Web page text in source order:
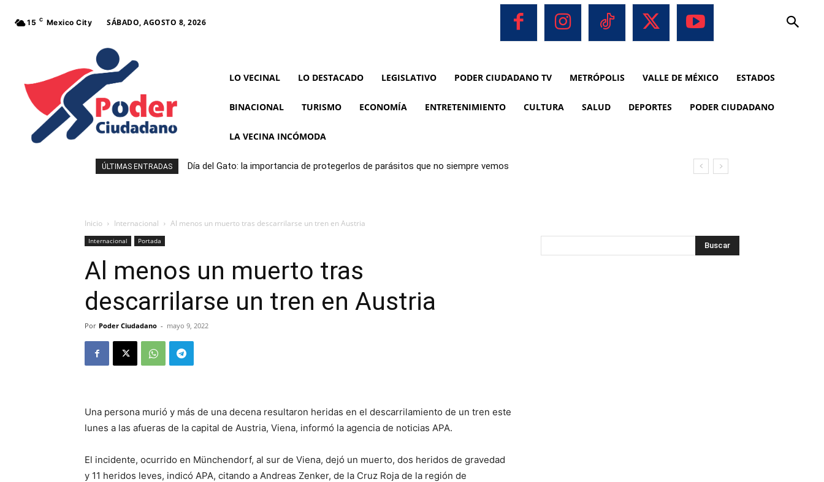
15 C Mexico City SÁBADO, AGOSTO 8, 2026
LO VECINAL LO DESTACADO LEGISLATIVO PODER CIUDADANO TV METRÓPOLIS VALLE DE MÉXICO ESTADOS
BINACIONAL TURISMO ECONOMÍA ENTRETENIMIENTO CULTURA SALUD DEPORTES PODER CIUDADANO
LA VECINA INCÓMODA
ÚLTIMAS ENTRADAS Día del Gato: la importancia de protegerlos de parásitos que no siempre vemos
Inicio Internacional Al menos un muerto tras descarrilarse un tren en Austria
Internacional Portada
Al menos un muerto tras
descarrilarse un tren en Austria
Por Poder Ciudadano - mayo 9, 2022
Una persona murió y más de una decena resultaron heridas en el descarrilamiento de un tren este
lunes a las afueras de la capital de Austria, Viena, informó la agencia de noticias APA.
El incidente, ocurrido en Münchendorf, al sur de Viena, dejó un muerto, dos heridos de gravedad
y 11 heridos leves, indicó APA, citando a Andreas Zenker, de la Cruz Roja de la región de